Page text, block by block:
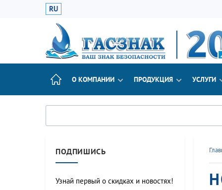
RU
О КОМПАНИИ ПРОДУКЦИЯ УСЛУГИ
ПОДПИШИСЬ
Узнай первый о скидках и новостях!